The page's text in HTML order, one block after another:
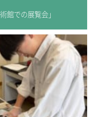
館での展覧会」